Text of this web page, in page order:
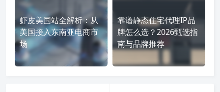
虾皮美国站全解析：从
美国接入东南亚电商市
场
靠谱静态住宅代理IP品
牌怎么选？2026甄选指
南与品牌推荐